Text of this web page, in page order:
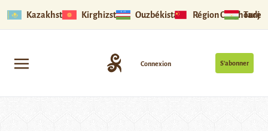
Kazakhstan Kirghizstan Ouzbékistan Région Ouïghoure
S’abonner
Connexion